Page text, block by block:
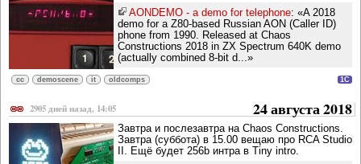
AONDEMO - a demo for telephone: «A 2018
demo for a Z80-based Russian AON (Caller ID)
phone from 1990. Released at Chaos
Constructions 2018 in ZX Spectrum 640K demo
(actually combined 8-bit d...»
cc demoscene it oldcomps 1C
2905 дней назад, 14:05 24 августа 2018
Завтра и послезавтра на Chaos Constructions.
Завтра (суббота) в 15.00 вещаю про RCA Studio
II. Ещё будет 256b интра в Tiny intro.